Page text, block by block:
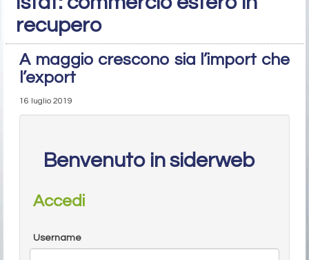
recupero
A maggio crescono sia l’import che
l’export
16 luglio 2019
Benvenuto in siderweb
Accedi
Username